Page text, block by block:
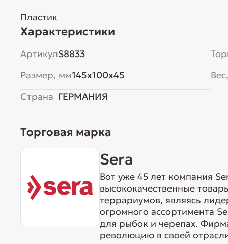
Пластик
Характеристики
АртикулS8833
Размер, мм145x100x45
Страна ГЕРМАНИЯ
Торговая марка
Sera
Вот уже 45 лет компания
высококачественные
террариумов, являясь
огромного ассортимента
для рыбок и черепах.
революцию в своей